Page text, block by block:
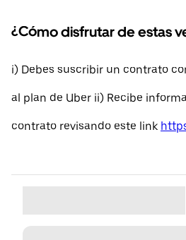
¿Cómo disfrutar de estas
i) Debes suscribir un contrato
al plan de Uber ii) Recibe
contrato revisando este link